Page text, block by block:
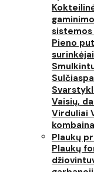
sistemos
Pieno
surinkėjai
Vaisių,
Virduliai
Plaukų
Plaukų